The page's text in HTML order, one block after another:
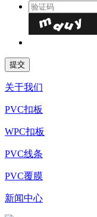
关于我们
PVC扣板
WPC扣板
PVC线条
PVC覆膜
新闻中心